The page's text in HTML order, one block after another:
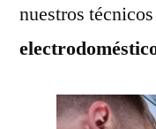
nuestros